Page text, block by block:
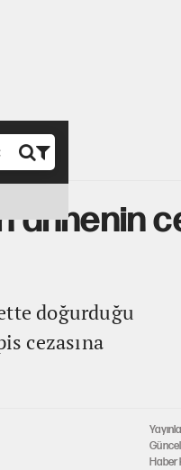
Video
annenin
doğurduğu
cezasına
Haber